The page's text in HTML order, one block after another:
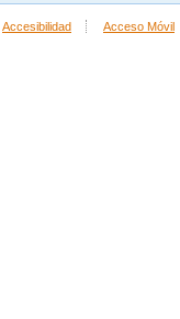
Accesibilidad Acceso Móvil